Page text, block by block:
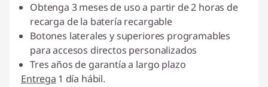
Obtenga 3 meses de uso a partir de 2 horas de
recarga de la batería recargable
Botones laterales y superiores programables
para accesos directos personalizados
Tres años de garantía a largo plazo
Entrega 1 día hábil.